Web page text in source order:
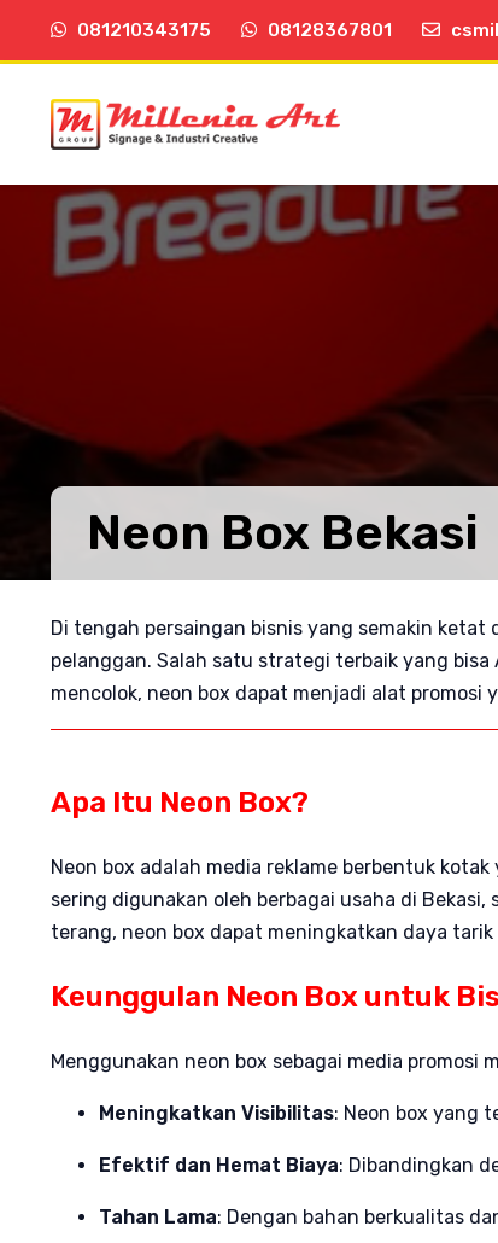
081210343175 08128367801
Neon Box Bekasi
Di tengah persaingan bisnis yang semakin
pelanggan. Salah satu strategi terbaik yang
mencolok, neon box dapat menjadi alat promosi
Apa Itu Neon Box?
Neon box adalah media reklame berbentuk
sering digunakan oleh berbagai usaha di
terang, neon box dapat meningkatkan daya
Keunggulan Neon Box untuk
Menggunakan neon box sebagai media promosi
Meningkatkan Visibilitas: Neon box yang
Efektif dan Hemat Biaya: Dibandingkan
Tahan Lama: Dengan bahan berkualitas